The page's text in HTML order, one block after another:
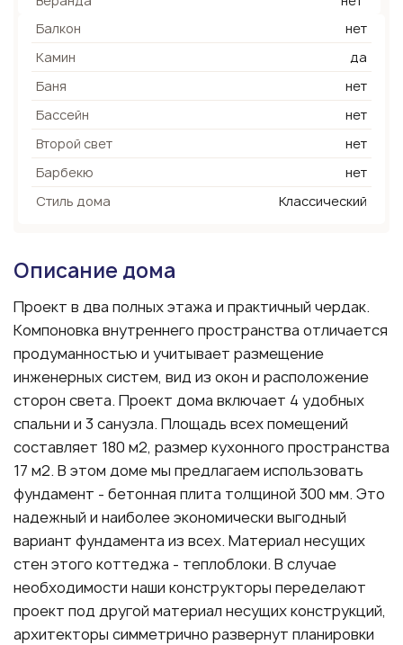
Балкон
нет
Камин
да
Баня
нет
Бассейн
нет
Второй свет
нет
Барбекю
нет
Стиль дома
Классический
Описание дома
Проект в два полных этажа и практичный чердак.
Компоновка внутреннего пространства отличается
продуманностью и учитывает размещение
инженерных систем, вид из окон и расположение
сторон света. Проект дома включает 4 удобных
спальни и 3 санузла. Площадь всех помещений
составляет 180 м2, размер кухонного пространства
17 м2. В этом доме мы предлагаем использовать
фундамент - бетонная плита толщиной 300 мм. Это
надежный и наиболее экономически выгодный
вариант фундамента из всех. Материал несущих
стен этого коттеджа - теплоблоки. В случае
необходимости наши конструкторы переделают
проект под другой материал несущих конструкций,
архитекторы симметрично развернут планировки